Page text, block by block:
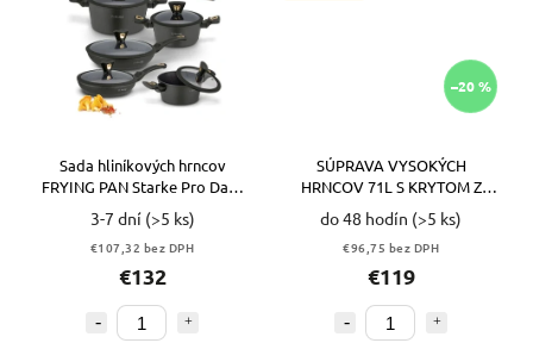
Sada hliníkových hrncov
FRYING PAN Starke Pro Dark
Gold 10ks
3-7 dní (>5 ks)
€107,32 bez DPH
€132
–20 %
SÚPRAVA VYSOKÝCH
HRNCOV 71L S KRYTOM Z
NEHRDZAVEJÚCEJ OCELE.
ECO4545 VYPR
do 48 hodín (>5 ks)
€96,75 bez DPH
€119